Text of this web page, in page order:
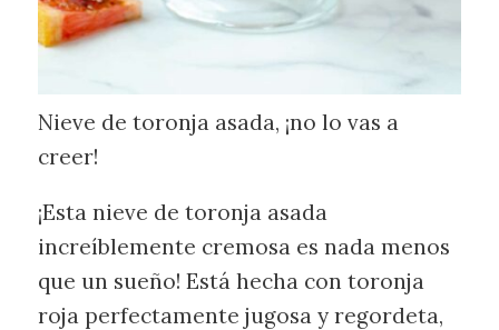
Nieve de toronja asada, ¡no lo vas a
creer!
¡Esta nieve de toronja asada
increíblemente cremosa es nada menos
que un sueño! Está hecha con toronja
roja perfectamente jugosa y regordeta,